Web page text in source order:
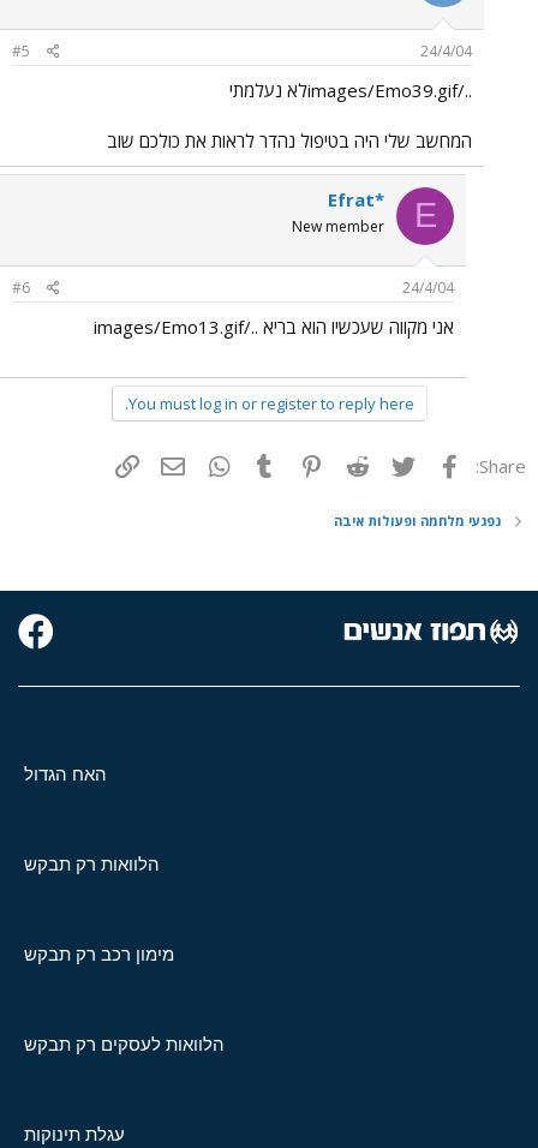
24/4/04
#5
../images/Emo39.gifלא נעלמתי
המחשב שלי היה בטיפול נהדר לראות את כולכם שוב
E
Efrat*
New member
24/4/04
#6
אני מקווה שעכשיו הוא בריא ../images/Emo13.gif
You must log in or register to reply here.
Share: פייסבוק Twitter
Reddit
Pinterest
Tumblr
WhatsAppדואר אלקטרוני
נפגעי מלחמה ופעולות איבה
האח הגדול
הלוואות רק תבקש
מימון רכב רק תבקש
הלוואות לעסקים רק תבקש
עגלת תינוקות